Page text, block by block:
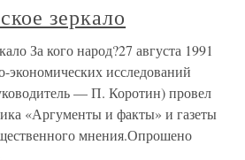
зеркало
За кого народ?27 августа 1991
экономических исследований
— П. Коротин) провел
«Аргументы и факты» и газеты
мнения.Опрошено